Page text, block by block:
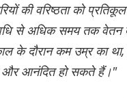
की वरिष्ठता को
से अधिक समय तक वेतन
के दौरान कम उम्र का
और आनंदित हो सकते हैं।"